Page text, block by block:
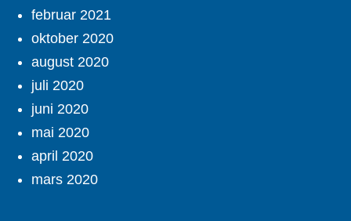
februar 2021
oktober 2020
august 2020
juli 2020
juni 2020
mai 2020
april 2020
mars 2020